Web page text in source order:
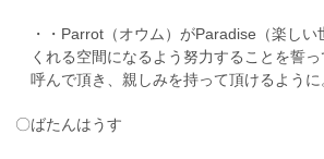
・・Parrot（オウム）がParadise（楽しい
くれる空間になるよう努力することを誓
呼んで頂き、親しみを持って頂けるように
〇ばたんはうす